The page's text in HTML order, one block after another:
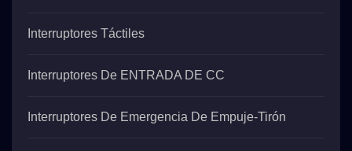
Interruptores Táctiles
Interruptores De ENTRADA DE CC
Interruptores De Emergencia De Empuje-Tirón